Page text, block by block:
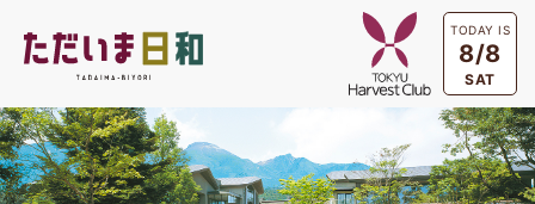
TODAY IS
8/8
SAT